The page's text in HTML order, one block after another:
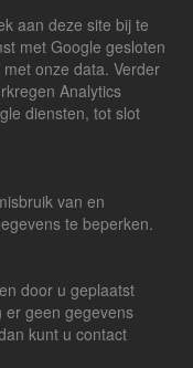
aan deze site bij te
met Google gesloten
onze data. Verder
Analytics
diensten, tot slot
van en
te beperken.
door u geplaatst
er geen gegevens
kunt u contact